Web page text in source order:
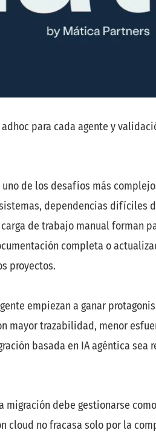
para cada agente y
de los desafíos más
dependencias difíciles
de trabajo manual forman
completa o
proyectos.
empiezan a ganar
mayor trazabilidad, menor
basada en IA agéntica
migración debe gestionarse
cloud no fracasa solo por la